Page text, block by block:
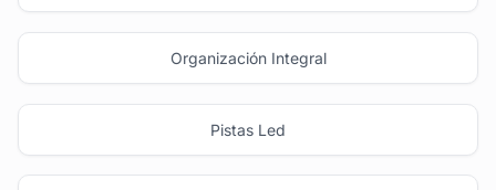
Organización Integral
Pistas Led